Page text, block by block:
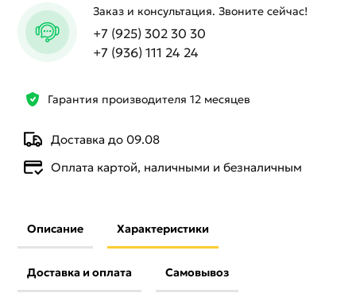
Гарантия производителя 12 месяцев
Доставка до 09.08
Оплата картой, наличными и безналичным
Заказ и консультация. Звоните сейчас!
+7 (925) 302 30 30
+7 (936) 111 24 24
Описание Характеристики
Доставка и оплата Самовывоз